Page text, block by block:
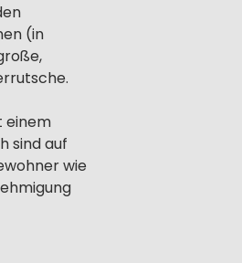
(in
einem
sind auf
wie